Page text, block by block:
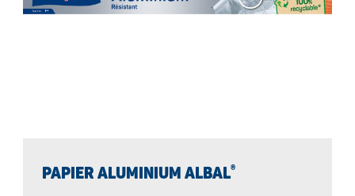
PAPIER ALUMINIUM ALBAL®